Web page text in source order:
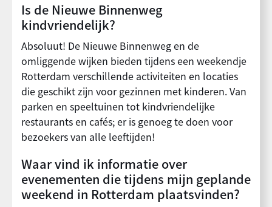
Is de Nieuwe Binnenweg
kindvriendelijk?
Absoluut! De Nieuwe Binnenweg en de
omliggende wijken bieden tijdens een weekendje
Rotterdam verschillende activiteiten en locaties
die geschikt zijn voor gezinnen met kinderen. Van
parken en speeltuinen tot kindvriendelijke
restaurants en cafés; er is genoeg te doen voor
bezoekers van alle leeftijden!
Waar vind ik informatie over
evenementen die tijdens mijn geplande
weekend in Rotterdam plaatsvinden?